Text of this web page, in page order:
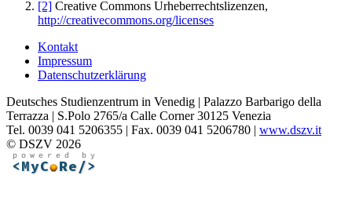
[2] Creative Commons Urheberrechtslizenzen,
http://creativecommons.org/licenses
Kontakt
Impressum
Datenschutzerklärung
Deutsches Studienzentrum in Venedig | Palazzo Barbarigo della
Terrazza | S.Polo 2765/a Calle Corner 30125 Venezia
Tel. 0039 041 5206355 | Fax. 0039 041 5206780 | www.dszv.it
© DSZV 2026